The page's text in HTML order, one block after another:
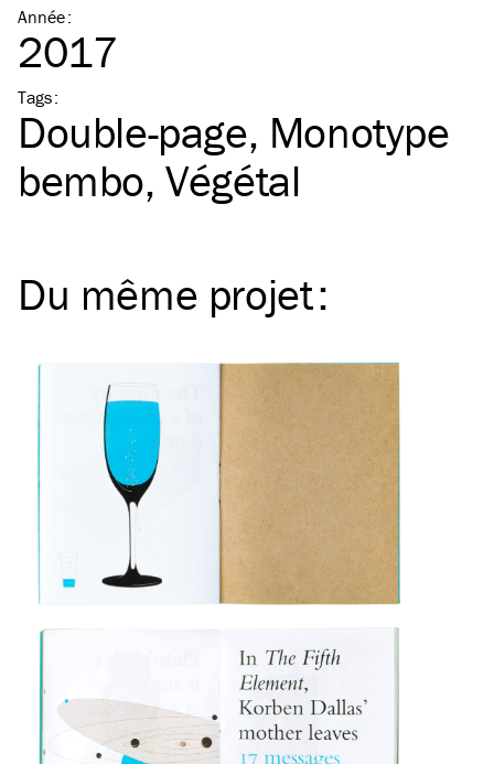
Année:
2017
Tags:
Double-page Monotype
bembo Végétal
Du même projet: